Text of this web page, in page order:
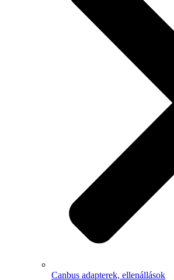
Canbus adapterek, ellenállások